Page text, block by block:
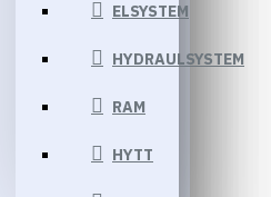
ELSYSTEM
HYDRAULSYSTEM
RAM
HYTT